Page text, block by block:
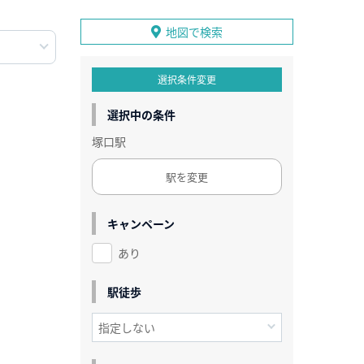
地図で検索
選択条件変更
選択中の条件
塚口駅
駅を変更
キャンペーン
あり
駅徒歩